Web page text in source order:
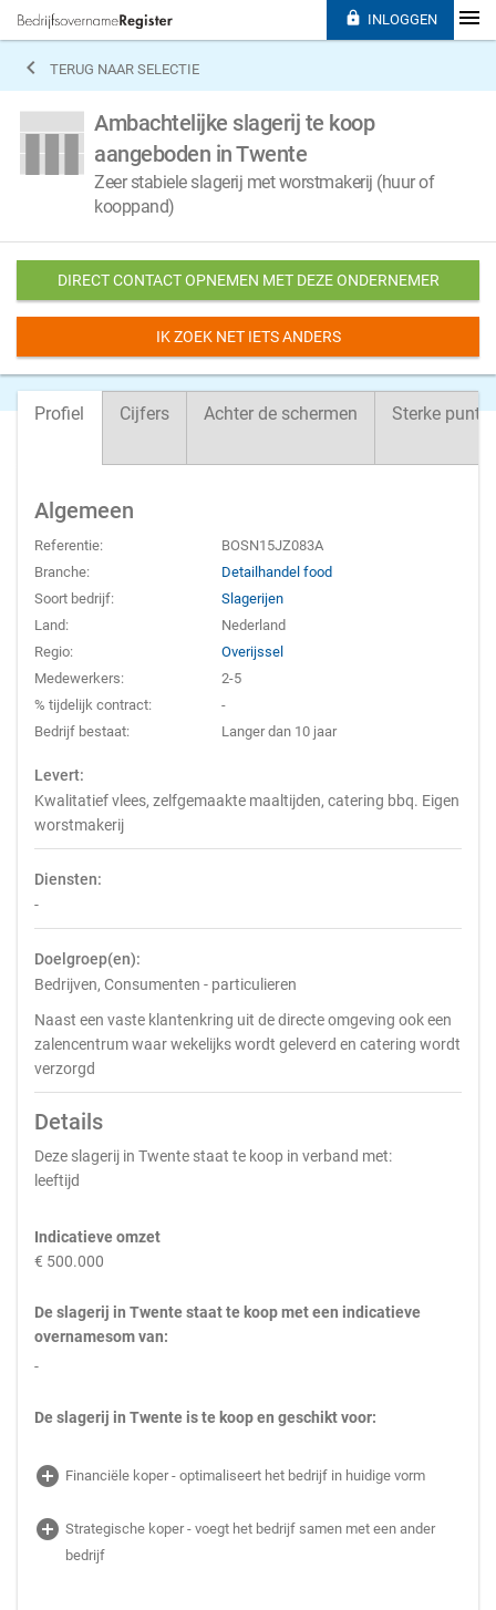
 TERUG NAAR SELECTIE
Ambachtelijke slagerij te koop
aangeboden in Twente
Zeer stabiele slagerij met worstmakerij (huur of
kooppand)
DIRECT CONTACT OPNEMEN MET DEZE ONDERNEMER
IK ZOEK NET IETS ANDERS
Profiel Cijfers Achter de schermen Sterke
Algemeen
Referentie:
BOSN15JZ083A
Branche:
Detailhandel food
Soort bedrijf:
Slagerijen
Land:
Nederland
Regio:
Overijssel
Medewerkers:
2-5
% tijdelijk contract:
-
Bedrijf bestaat:
Langer dan 10 jaar
Levert:
Kwalitatief vlees, zelfgemaakte maaltijden, catering bbq. Eigen
worstmakerij
Diensten:
-
Doelgroep(en):
Bedrijven, Consumenten - particulieren
Naast een vaste klantenkring uit de directe omgeving ook een
zalencentrum waar wekelijks wordt geleverd en catering wordt
verzorgd
Details
Deze slagerij in Twente staat te koop in verband met:
leeftijd
Indicatieve omzet
€ 500.000
De slagerij in Twente staat te koop met een indicatieve
overnamesom van:
-
De slagerij in Twente is te koop en geschikt voor:
add_circle Financiële koper - optimaliseert het bedrijf in huidige vorm
add_circle Strategische koper - voegt het bedrijf samen met een ander
bedrijf
 INLOGGEN